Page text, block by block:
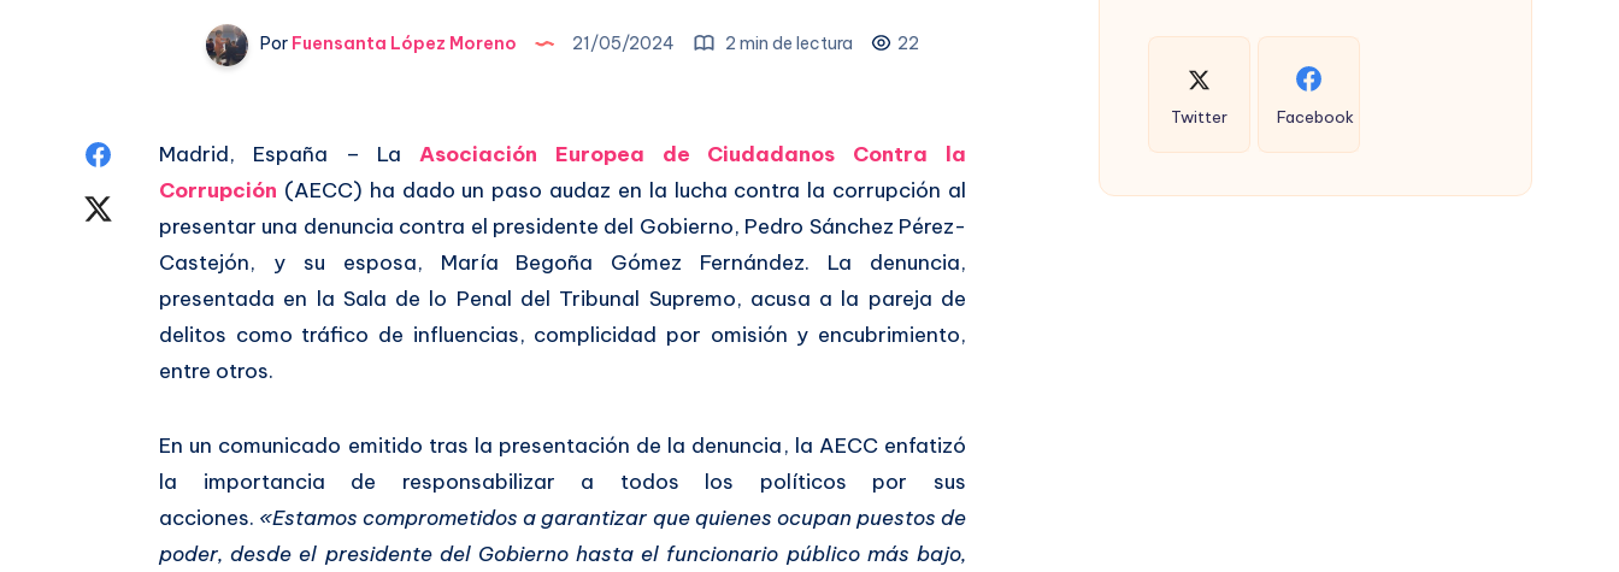
Por Fuensanta López Moreno 21/05/2024 2 min de lectura 22
Compartir
Facebook
Compartir
Twitter
Madrid, España – LaAsociación Europea de Ciudadanos Contra la
Corrupción (AECC) ha dado un paso audaz en la lucha contra la corrupción al
presentar una denuncia contra el presidente del Gobierno, Pedro Sánchez Pérez-
Castejón, y su esposa, María Begoña Gómez Fernández. La denuncia,
presentada en la Sala de lo Penal del Tribunal Supremo, acusa a la pareja de
delitos como tráfico de influencias, complicidad por omisión y encubrimiento,
entre otros.
En un comunicado emitido tras la presentación de la denuncia, la AECC enfatizó
la importancia de responsabilizar a todos los políticos por sus
acciones. «Estamos comprometidos a garantizar que quienes ocupan puestos de
poder, desde el presidente del Gobierno hasta el funcionario público más bajo,
Twitter Facebook